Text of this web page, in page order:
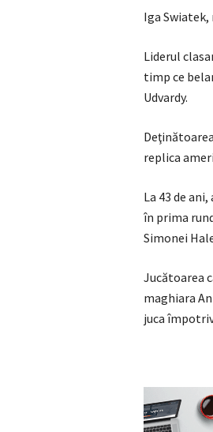
Iga Swiatek,
Liderul
timp ce
Udvardy.
replica
La 43 de
în prima
Simonei
Jucătoarea
maghiara
juca